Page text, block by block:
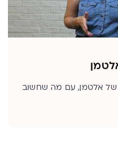
של אלטמן, עם מה שחשוב